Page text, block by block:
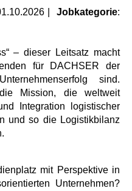
| Jobkategorie:
– dieser Leitsatz macht
für DACHSER der
sind.
Mission, die weltweit
Integration logistischer
und so die Logistikbilanz
mit Perspektive in
Unternehmen?